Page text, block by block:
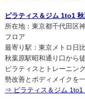
ピラティス＆ジム 1to1
所在地：東京都千代田区
フロア
最寄り駅：東京メトロ日
秋葉原駅昭和通り口から
ピラティスとトレーニン
勢改善とボディメイクを
⇒ ピラティス＆ジム 1to1